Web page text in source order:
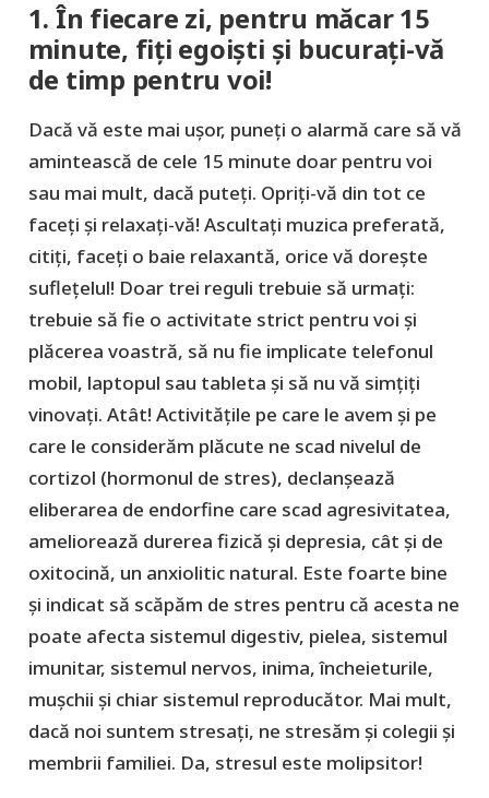
1. În fiecare zi, pentru măcar 15
minute, fiți egoiști și bucurați-vă
de timp pentru voi!
Dacă vă este mai ușor, puneți o alarmă care să vă
amintească de cele 15 minute doar pentru voi
sau mai mult, dacă puteți. Opriți-vă din tot ce
faceți și relaxați-vă! Ascultați muzica preferată,
citiți, faceți o baie relaxantă, orice vă dorește
suflețelul! Doar trei reguli trebuie să urmați:
trebuie să fie o activitate strict pentru voi și
plăcerea voastră, să nu fie implicate telefonul
mobil, laptopul sau tableta și să nu vă simțiți
vinovați. Atât! Activitățile pe care le avem și pe
care le considerăm plăcute ne scad nivelul de
cortizol (hormonul de stres), declanșează
eliberarea de endorfine care scad agresivitatea,
ameliorează durerea fizică și depresia, cât și de
oxitocină, un anxiolitic natural. Este foarte bine
și indicat să scăpăm de stres pentru că acesta ne
poate afecta sistemul digestiv, pielea, sistemul
imunitar, sistemul nervos, inima, încheieturile,
mușchii și chiar sistemul reproducător. Mai mult,
dacă noi suntem stresați, ne stresăm și colegii și
membrii familiei. Da, stresul este molipsitor!